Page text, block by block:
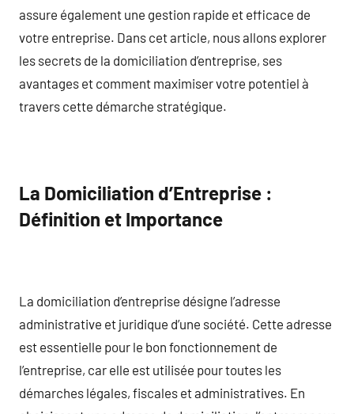
assure également une gestion rapide et efficace de
votre entreprise. Dans cet article, nous allons explorer
les secrets de la domiciliation d’entreprise, ses
avantages et comment maximiser votre potentiel à
travers cette démarche stratégique.
La Domiciliation d’Entreprise :
Définition et Importance
La domiciliation d’entreprise désigne l’adresse
administrative et juridique d’une société. Cette adresse
est essentielle pour le bon fonctionnement de
l’entreprise, car elle est utilisée pour toutes les
démarches légales, fiscales et administratives. En